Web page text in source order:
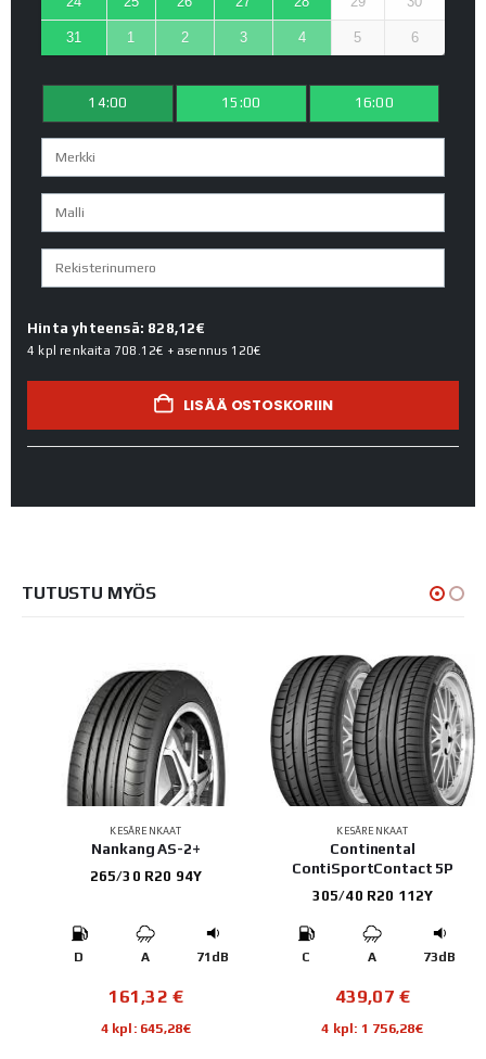
31 1 2 3 4 5 6
14:00 15:00 16:00
Hinta yhteensä: 828,12€
4 kpl renkaita 708.12€ + asennus 120€
LISÄÄ OSTOSKORIIN
TUTUSTU MYÖS
KESÄRENKAAT
Nankang AS-2+
265/30 R20 94Y
D A 71dB
161,32€
4 kpl: 645,28€
KESÄRENKAAT
Continental
ContiSportContact 5P
305/40 R20 112Y
C A 73dB
439,07€
4 kpl: 1 756,28€